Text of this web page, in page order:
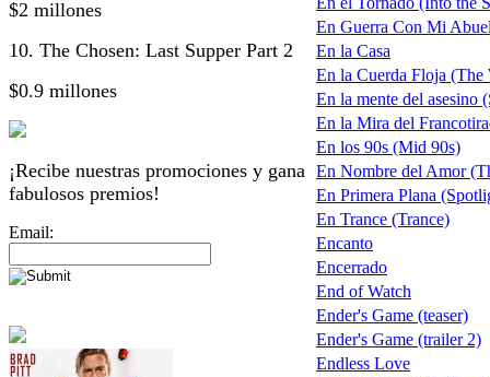
$2 millones
10. The Chosen: Last Supper Part 2
$0.9 millones
¡Recibe nuestras promociones y gana
fabulosos premios!
Email:
En Guerra Con Mi
En la Casa
En la Cuerda Floja (The
En la mente del asesino
En la Mira del
En los 90s (Mid 90s)
En Nombre del Amor
En Primera Plana
En Trance (Trance)
Encanto
Encerrado
End of Watch
Ender's Game (teaser)
Ender's Game (trailer 2)
Endless Love